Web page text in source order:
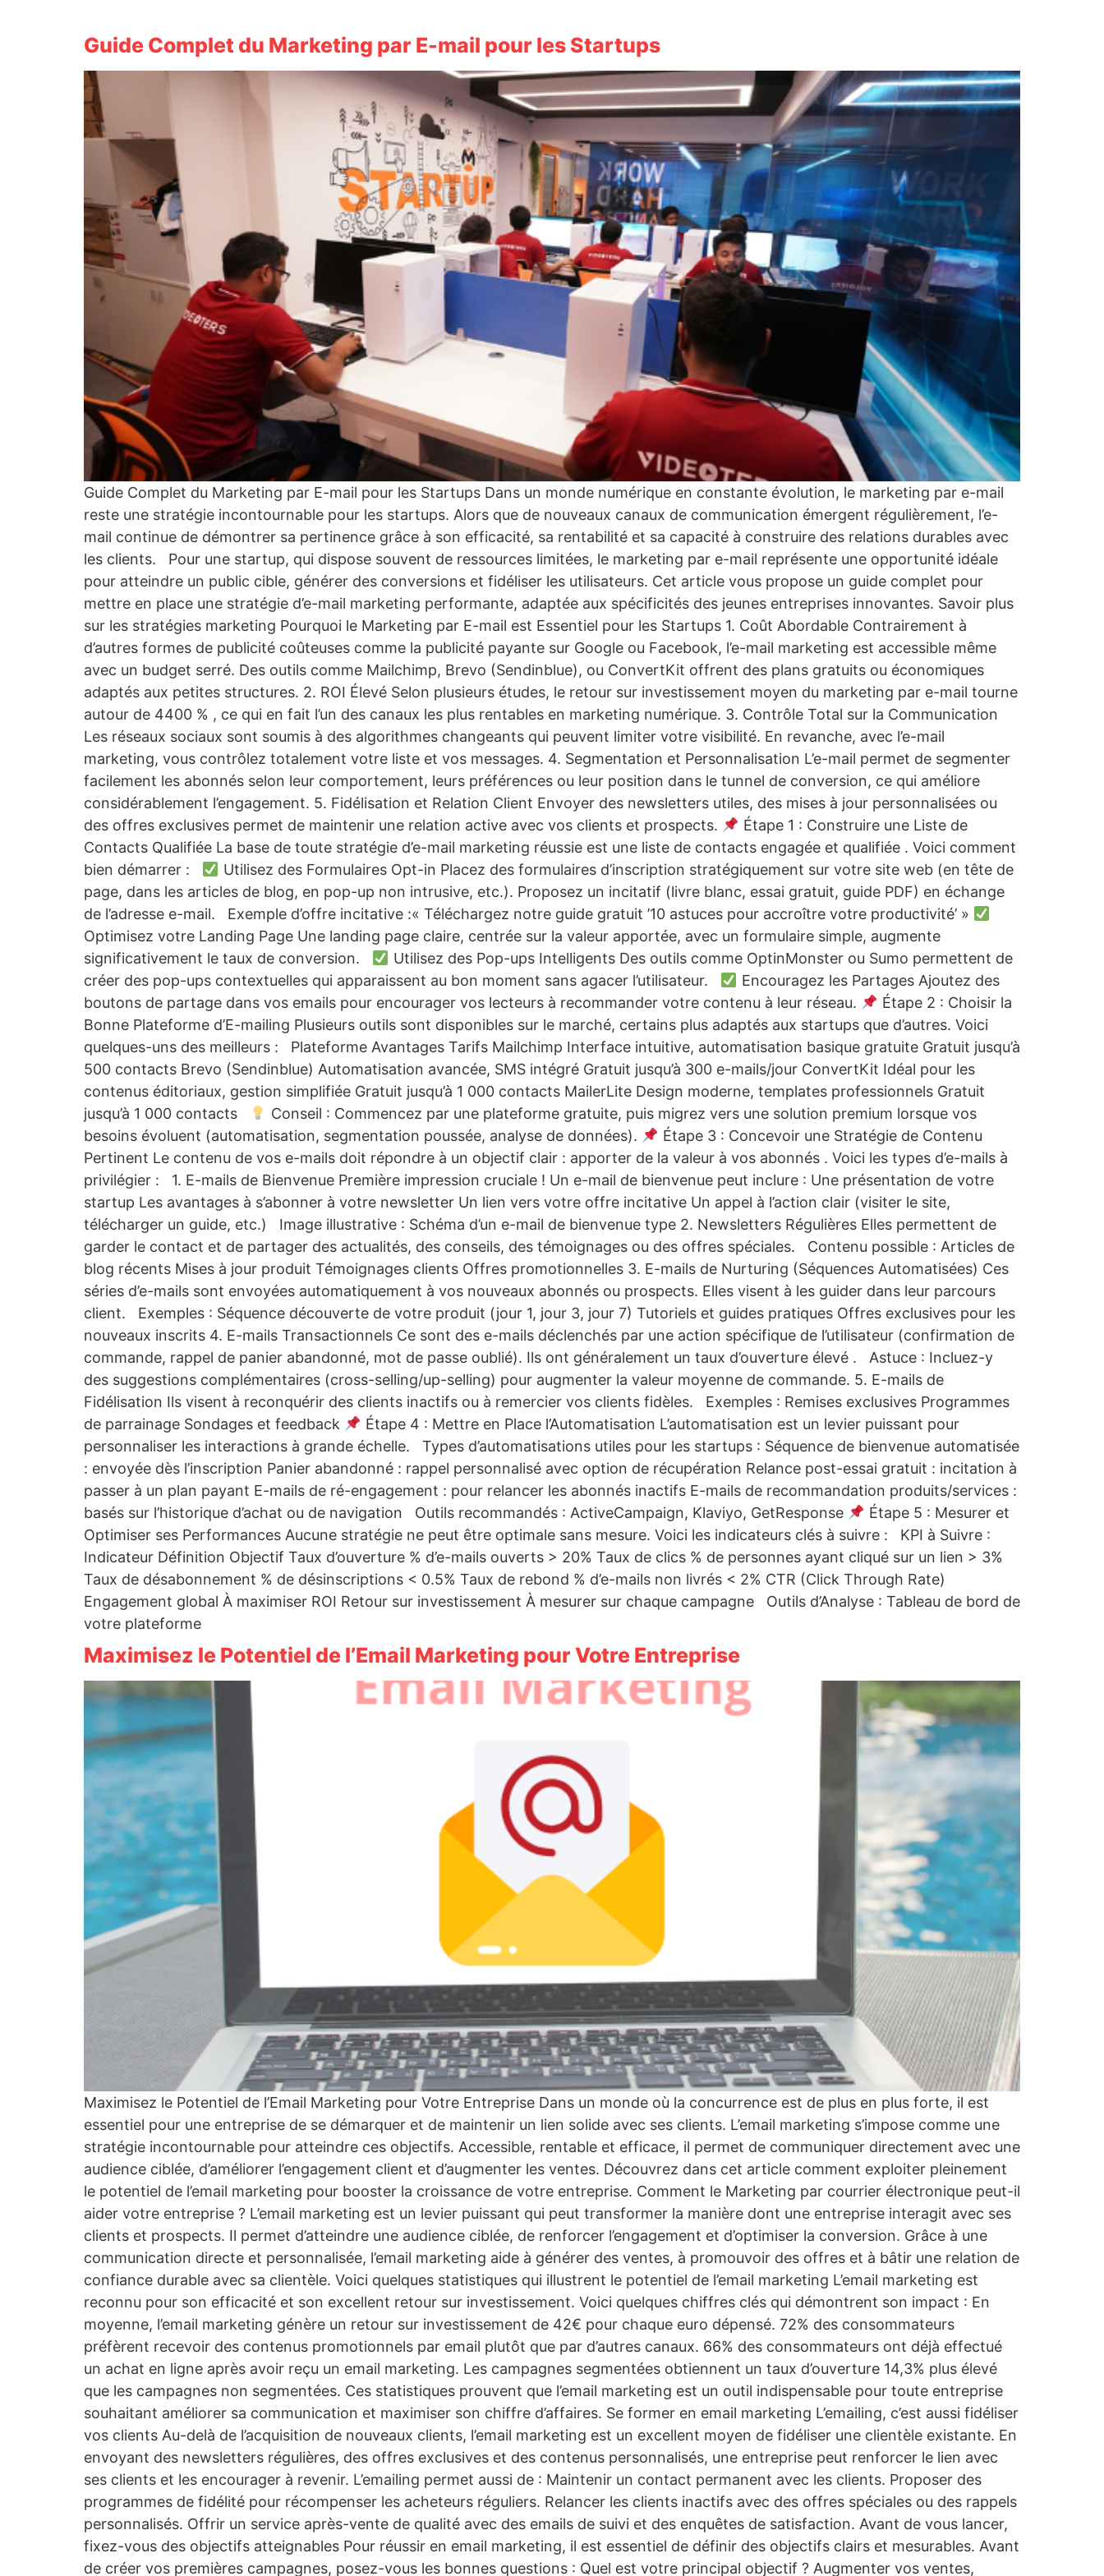
Guide Complet du Marketing par E-mail pour les Startups
Guide Complet du Marketing par E-mail pour les Startups Dans un monde numérique en constante évolution, le marketing par e-mail
reste une stratégie incontournable pour les startups. Alors que de nouveaux canaux de communication émergent régulièrement, l’e-
mail continue de démontrer sa pertinence grâce à son efficacité, sa rentabilité et sa capacité à construire des relations durables avec
les clients. Pour une startup, qui dispose souvent de ressources limitées, le marketing par e-mail représente une opportunité idéale
pour atteindre un public cible, générer des conversions et fidéliser les utilisateurs. Cet article vous propose un guide complet pour
mettre en place une stratégie d’e-mail marketing performante, adaptée aux spécificités des jeunes entreprises innovantes. Savoir plus
sur les stratégies marketing Pourquoi le Marketing par E-mail est Essentiel pour les Startups 1. Coût Abordable Contrairement à
d’autres formes de publicité coûteuses comme la publicité payante sur Google ou Facebook, l’e-mail marketing est accessible même
avec un budget serré. Des outils comme Mailchimp, Brevo (Sendinblue), ou ConvertKit offrent des plans gratuits ou économiques
adaptés aux petites structures. 2. ROI Élevé Selon plusieurs études, le retour sur investissement moyen du marketing par e-mail tourne
autour de 4400 % , ce qui en fait l’un des canaux les plus rentables en marketing numérique. 3. Contrôle Total sur la Communication
Les réseaux sociaux sont soumis à des algorithmes changeants qui peuvent limiter votre visibilité. En revanche, avec l’e-mail
marketing, vous contrôlez totalement votre liste et vos messages. 4. Segmentation et Personnalisation L’e-mail permet de segmenter
facilement les abonnés selon leur comportement, leurs préférences ou leur position dans le tunnel de conversion, ce qui améliore
considérablement l’engagement. 5. Fidélisation et Relation Client Envoyer des newsletters utiles, des mises à jour personnalisées ou
des offres exclusives permet de maintenir une relation active avec vos clients et prospects.
Étape 1 : Construire une Liste de
Contacts Qualifiée La base de toute stratégie d’e-mail marketing réussie est une liste de contacts engagée et qualifiée . Voici comment
bien démarrer :
Utilisez des Formulaires Opt-in Placez des formulaires d’inscription stratégiquement sur votre site web (en tête de
page, dans les articles de blog, en pop-up non intrusive, etc.). Proposez un incitatif (livre blanc, essai gratuit, guide PDF) en échange
de l’adresse e-mail. Exemple d’offre incitative :« Téléchargez notre guide gratuit ’10 astuces pour accroître votre productivité’ »
Optimisez votre Landing Page Une landing page claire, centrée sur la valeur apportée, avec un formulaire simple, augmente
significativement le taux de conversion.
Utilisez des Pop-ups Intelligents Des outils comme OptinMonster ou Sumo permettent de
créer des pop-ups contextuelles qui apparaissent au bon moment sans agacer l’utilisateur.
Encouragez les Partages Ajoutez des
boutons de partage dans vos emails pour encourager vos lecteurs à recommander votre contenu à leur réseau.
Étape 2 : Choisir la
Bonne Plateforme d’E-mailing Plusieurs outils sont disponibles sur le marché, certains plus adaptés aux startups que d’autres. Voici
quelques-uns des meilleurs : Plateforme Avantages Tarifs Mailchimp Interface intuitive, automatisation basique gratuite Gratuit jusqu’à
500 contacts Brevo (Sendinblue) Automatisation avancée, SMS intégré Gratuit jusqu’à 300 e-mails/jour ConvertKit Idéal pour les
contenus éditoriaux, gestion simplifiée Gratuit jusqu’à 1 000 contacts MailerLite Design moderne, templates professionnels Gratuit
jusqu’à 1 000 contacts
Conseil : Commencez par une plateforme gratuite, puis migrez vers une solution premium lorsque vos
besoins évoluent (automatisation, segmentation poussée, analyse de données).
Étape 3 : Concevoir une Stratégie de Contenu
Pertinent Le contenu de vos e-mails doit répondre à un objectif clair : apporter de la valeur à vos abonnés . Voici les types d’e-mails à
privilégier : 1. E-mails de Bienvenue Première impression cruciale ! Un e-mail de bienvenue peut inclure : Une présentation de votre
startup Les avantages à s’abonner à votre newsletter Un lien vers votre offre incitative Un appel à l’action clair (visiter le site,
télécharger un guide, etc.) Image illustrative : Schéma d’un e-mail de bienvenue type 2. Newsletters Régulières Elles permettent de
garder le contact et de partager des actualités, des conseils, des témoignages ou des offres spéciales. Contenu possible : Articles de
blog récents Mises à jour produit Témoignages clients Offres promotionnelles 3. E-mails de Nurturing (Séquences Automatisées) Ces
séries d’e-mails sont envoyées automatiquement à vos nouveaux abonnés ou prospects. Elles visent à les guider dans leur parcours
client. Exemples : Séquence découverte de votre produit (jour 1, jour 3, jour 7) Tutoriels et guides pratiques Offres exclusives pour les
nouveaux inscrits 4. E-mails Transactionnels Ce sont des e-mails déclenchés par une action spécifique de l’utilisateur (confirmation de
commande, rappel de panier abandonné, mot de passe oublié). Ils ont généralement un taux d’ouverture élevé . Astuce : Incluez-y
des suggestions complémentaires (cross-selling/up-selling) pour augmenter la valeur moyenne de commande. 5. E-mails de
Fidélisation Ils visent à reconquérir des clients inactifs ou à remercier vos clients fidèles. Exemples : Remises exclusives Programmes
de parrainage Sondages et feedback
Étape 4 : Mettre en Place l’Automatisation L’automatisation est un levier puissant pour
personnaliser les interactions à grande échelle. Types d’automatisations utiles pour les startups : Séquence de bienvenue automatisée
: envoyée dès l’inscription Panier abandonné : rappel personnalisé avec option de récupération Relance post-essai gratuit : incitation à
passer à un plan payant E-mails de ré-engagement : pour relancer les abonnés inactifs E-mails de recommandation produits/services :
basés sur l’historique d’achat ou de navigation Outils recommandés : ActiveCampaign, Klaviyo, GetResponse
Étape 5 : Mesurer et
Optimiser ses Performances Aucune stratégie ne peut être optimale sans mesure. Voici les indicateurs clés à suivre : KPI à Suivre :
Indicateur Définition Objectif Taux d’ouverture % d’e-mails ouverts > 20% Taux de clics % de personnes ayant cliqué sur un lien > 3%
Taux de désabonnement % de désinscriptions < 0.5% Taux de rebond % d’e-mails non livrés < 2% CTR (Click Through Rate)
Engagement global À maximiser ROI Retour sur investissement À mesurer sur chaque campagne Outils d’Analyse : Tableau de bord de
votre plateforme
Maximisez le Potentiel de l’Email Marketing pour Votre Entreprise
Maximisez le Potentiel de l’Email Marketing pour Votre Entreprise Dans un monde où la concurrence est de plus en plus forte, il est
essentiel pour une entreprise de se démarquer et de maintenir un lien solide avec ses clients. L’email marketing s’impose comme une
stratégie incontournable pour atteindre ces objectifs. Accessible, rentable et efficace, il permet de communiquer directement avec une
audience ciblée, d’améliorer l’engagement client et d’augmenter les ventes. Découvrez dans cet article comment exploiter pleinement
le potentiel de l’email marketing pour booster la croissance de votre entreprise. Comment le Marketing par courrier électronique peut-il
aider votre entreprise ? L’email marketing est un levier puissant qui peut transformer la manière dont une entreprise interagit avec ses
clients et prospects. Il permet d’atteindre une audience ciblée, de renforcer l’engagement et d’optimiser la conversion. Grâce à une
communication directe et personnalisée, l’email marketing aide à générer des ventes, à promouvoir des offres et à bâtir une relation de
confiance durable avec sa clientèle. Voici quelques statistiques qui illustrent le potentiel de l’email marketing L’email marketing est
reconnu pour son efficacité et son excellent retour sur investissement. Voici quelques chiffres clés qui démontrent son impact : En
moyenne, l’email marketing génère un retour sur investissement de 42€ pour chaque euro dépensé. 72% des consommateurs
préfèrent recevoir des contenus promotionnels par email plutôt que par d’autres canaux. 66% des consommateurs ont déjà effectué
un achat en ligne après avoir reçu un email marketing. Les campagnes segmentées obtiennent un taux d’ouverture 14,3% plus élevé
que les campagnes non segmentées. Ces statistiques prouvent que l’email marketing est un outil indispensable pour toute entreprise
souhaitant améliorer sa communication et maximiser son chiffre d’affaires. Se former en email marketing L’emailing, c’est aussi fidéliser
vos clients Au-delà de l’acquisition de nouveaux clients, l’email marketing est un excellent moyen de fidéliser une clientèle existante. En
envoyant des newsletters régulières, des offres exclusives et des contenus personnalisés, une entreprise peut renforcer le lien avec
ses clients et les encourager à revenir. L’emailing permet aussi de : Maintenir un contact permanent avec les clients. Proposer des
programmes de fidélité pour récompenser les acheteurs réguliers. Relancer les clients inactifs avec des offres spéciales ou des rappels
personnalisés. Offrir un service après-vente de qualité avec des emails de suivi et des enquêtes de satisfaction. Avant de vous lancer,
fixez-vous des objectifs atteignables Pour réussir en email marketing, il est essentiel de définir des objectifs clairs et mesurables. Avant
de créer vos premières campagnes, posez-vous les bonnes questions : Quel est votre principal objectif ? Augmenter vos ventes,